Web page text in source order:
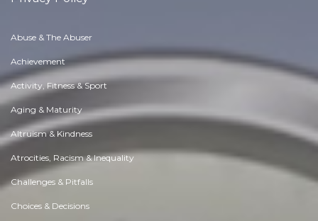
Abuse & The Abuser
Achievement
Activity, Fitness & Sport
Aging & Maturity
Altruism & Kindness
Atrocities, Racism & Inequality
Challenges & Pitfalls
Choices & Decisions